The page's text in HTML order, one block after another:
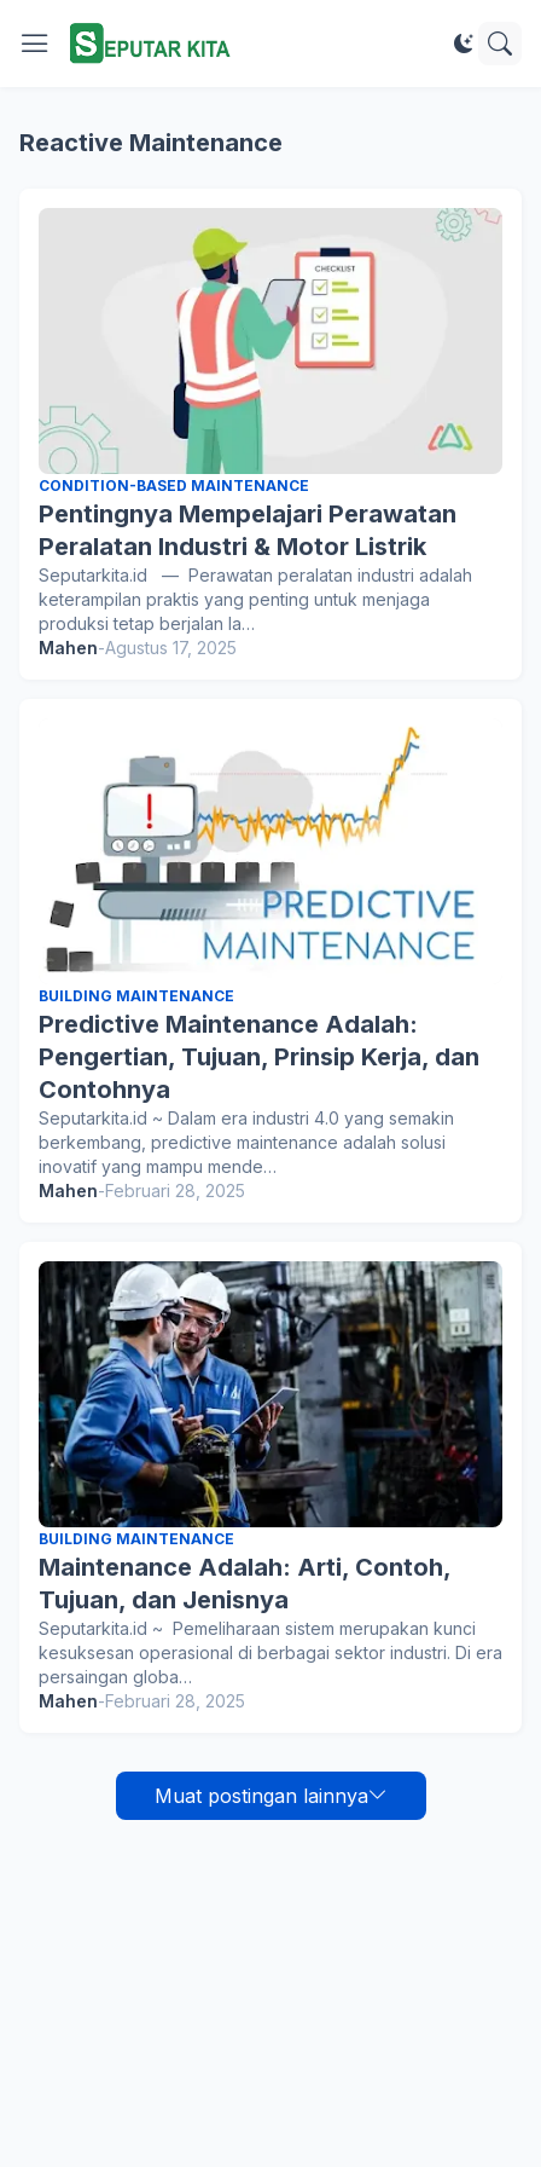
Reactive Maintenance
CONDITION-BASED MAINTENANCE
Pentingnya Mempelajari Perawatan
Peralatan Industri & Motor Listrik
Seputarkita.id — Perawatan peralatan industri adalah
keterampilan praktis yang penting untuk menjaga
produksi tetap berjalan la…
Mahen-Agustus 17, 2025
BUILDING MAINTENANCE
Predictive Maintenance Adalah:
Pengertian, Tujuan, Prinsip Kerja, dan
Contohnya
Seputarkita.id ~ Dalam era industri 4.0 yang semakin
berkembang, predictive maintenance adalah solusi
inovatif yang mampu mende…
Mahen-Februari 28, 2025
BUILDING MAINTENANCE
Maintenance Adalah: Arti, Contoh,
Tujuan, dan Jenisnya
Seputarkita.id ~ Pemeliharaan sistem merupakan kunci
kesuksesan operasional di berbagai sektor industri. Di era
persaingan globa…
Mahen-Februari 28, 2025
Muat postingan lainnya